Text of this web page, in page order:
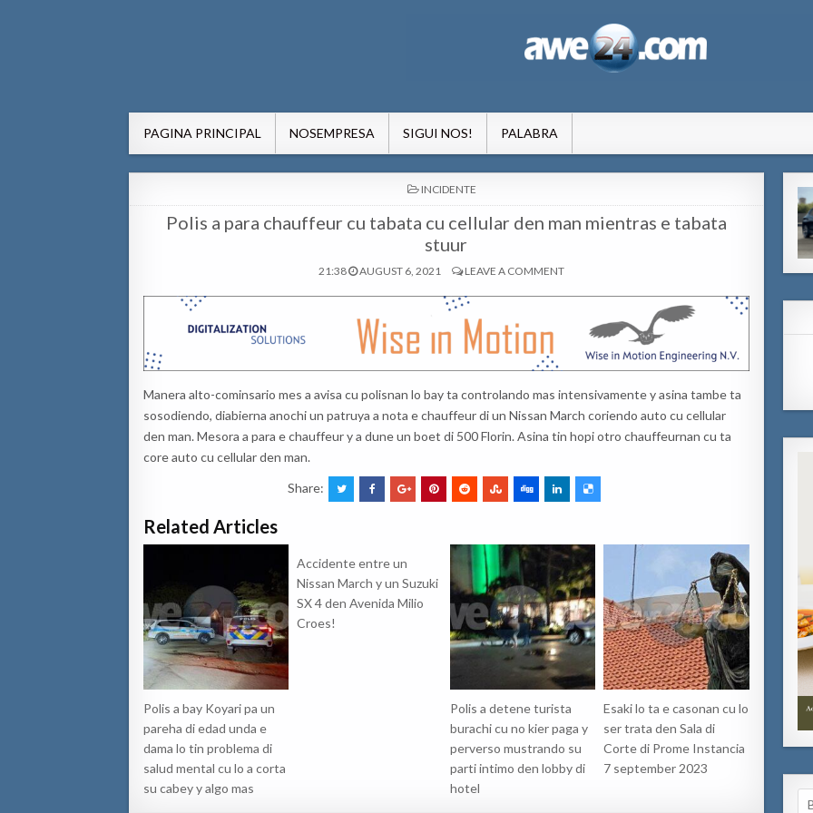
PAGINA PRINCIPAL NOSEMPRESA SIGUI NOS! PALABRA
POSTED
IN
INCIDENTE
Polis a para chauffeur cu tabata cu cellular den man mientras e tabata
stuur
21:38 AUGUST 6, 2021 LEAVE A COMMENT
Manera alto-cominsario mes a avisa cu polisnan lo bay ta controlando mas intensivamente y asina tambe ta
sosodiendo, diabierna anochi un patruya a nota e chauffeur di un Nissan March coriendo auto cu cellular
den man. Mesora a para e chauffeur y a dune un boet di 500 Florin. Asina tin hopi otro chauffeurnan cu ta
core auto cu cellular den man.
Share:
Related Articles
Polis a bay Koyari pa un
pareha di edad unda e
dama lo tin problema di
salud mental cu lo a corta
su cabey y algo mas
Accidente entre un
Nissan March y un Suzuki
SX 4 den Avenida Milio
Croes!
Polis a detene turista
burachi cu no kier paga y
perverso mustrando su
parti intimo den lobby di
hotel
Esaki lo ta e casonan cu lo
ser trata den Sala di
Corte di Prome Instancia
7 september 2023